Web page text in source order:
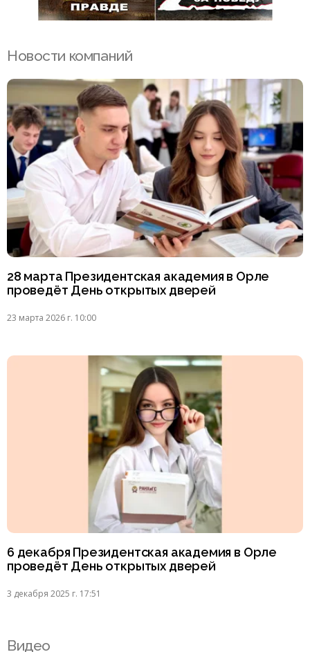
Новости компаний
28 марта Президентская академия в Орле
проведёт День открытых дверей
23 марта 2026 г. 10:00
6 декабря Президентская академия в Орле
проведёт День открытых дверей
3 декабря 2025 г. 17:51
Видео